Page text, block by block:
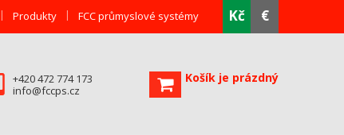
Kč €
Produkty FCC průmyslové systémy
Košík je prázdný
+420 472 774 173
info@fccps.cz